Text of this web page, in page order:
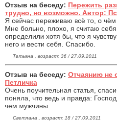
Отзыв на беседу: Пережить
трудно, но возможно. Автор:
Я сейчас переживаю всё то, о чём
Мне больно, плохо, я считаю
определили хотя бы, что я
него и вести себя. Спасибо.
Татьяна , возраст: 36 / 27.09.2011
Отзыв на беседу: Отчаянию не
Петличка
Очень поучительная статья,
поняла, что ведь и правда:
чем мужчины.
Светлана , возраст: 18 / 27.09.2011